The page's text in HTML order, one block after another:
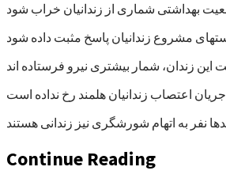
Continue Reading